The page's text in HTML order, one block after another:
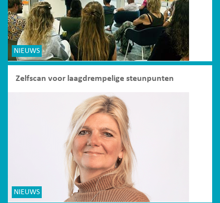
NIEUWS
Zelfscan voor laagdrempelige steunpunten
NIEUWS